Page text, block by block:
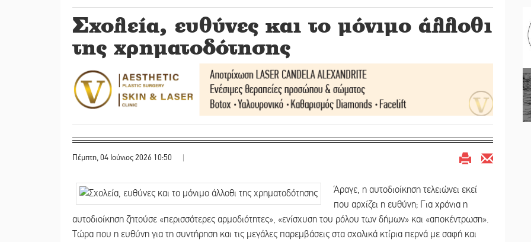
Σχολεία, ευθύνες και το μόνιμο άλλοθι
της χρηματοδότησης
Πέμπτη, 04 Ιούνιος 2026 10:50 |
Άραγε, η αυτοδιοίκηση τελειώνει εκεί
που αρχίζει η ευθύνη; Για χρόνια η
αυτοδιοίκηση ζητούσε «περισσότερες αρμοδιότητες», «ενίσχυση του ρόλου των δήμων» και «αποκέντρωση».
Τώρα που η ευθύνη για τη συντήρηση και τις μεγάλες παρεμβάσεις στα σχολικά κτίρια περνά με σαφή και